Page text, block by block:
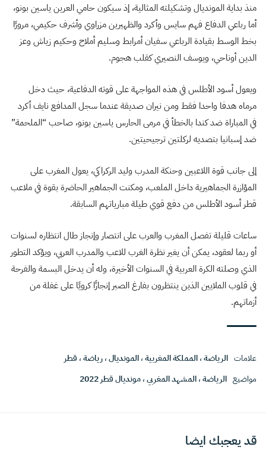
منذ بداية المونديال وتشكيلته المثالية، إذ سيكون حامي العرين ياسين بونو،
أما رباعي الدفاع فهم سايس وأكرد والظهيرين مزراوي وأشرف حكيمي، مرورًا
بخط الوسط بقيادة الرباعي سفيان أمرابط وسليم أملاح وحكيم زياش وعز
الدين أوناحي، ويوسف النصيري كقلب هجوم.
ويعول أسود الأطلس في هذه المواجهة على قوته الدفاعية، حيث دخل
مرماه هدفا واحدا فقط ومن نيران صديقة عندما سجل المدافع نايف أكرد
في المباراة ضد كندا بالخطأ في مرمى الحارس ياسين بونو، صاحب “الملحمة”
ضد إسبانيا بتصديه لركلتين ترجيحيتين.
إلى جانب قوة اللاعبين وحنكة المدرب وليد الركراكي، يعول المغرب على
المؤازرة الجماهيرية داخل الملعب، ومكنت الجماهير الحاضرة بقوة في ملاعب
قطر أسود الأطلس من دفع قوي طيلة مبارياتهم السابقة.
ساعات قليلة تفصل المغرب والعرب على انتصار وإنجاز طال انتظاره لسنوات
أو ربما لعقود، يمكن أن يغير نظرة الغرب للاعب والمدرب العربي، ويؤكد التطور
الذي وصلته الكرة العربية في السنوات الأخيرة، وله أن يدخل البسمة والفرحة
في قلوب الملايين الذين ينتظرون بفارغ الصبر إنجازًا كرويًا على غفلة من
أزماتهم.
علامات الرياضة،المملكة المغربية،المونديال،رياضة، قطر
مواضيع الرياضة،المشهد المغربي،مونديال قطر 2022
قد يعجبك ايضا